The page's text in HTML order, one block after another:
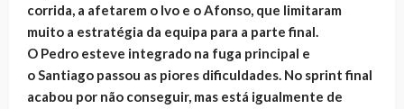
corrida, a afetarem o Ivo e o Afonso, que limitaram
muito a estratégia da equipa para a parte final.
O Pedro esteve integrado na fuga principal e
o Santiago passou as piores dificuldades. No sprint final
acabou por não conseguir, mas está igualmente de